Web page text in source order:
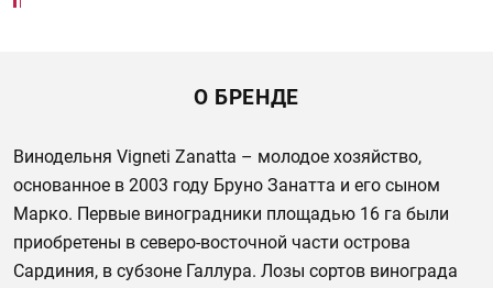
О БРЕНДЕ
Винодельня Vigneti Zanatta – молодое хозяйство,
основанное в 2003 году Бруно Занатта и его сыном
Марко. Первые виноградники площадью 16 га были
приобретены в северо-восточной части острова
Сардиния, в субзоне Галлура. Лозы сортов винограда